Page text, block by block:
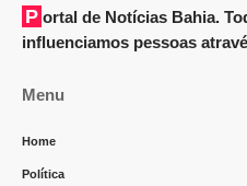
Portal de Notícias Bahia. Todos os dias Informamos e
influenciamos pessoas
Menu
Home
Política